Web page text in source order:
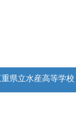
県立水産高等学校